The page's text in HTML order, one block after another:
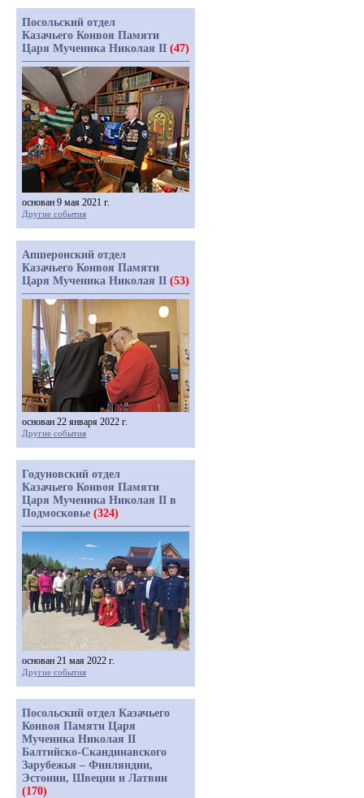
Посольский отдел
Казачьего Конвоя Памяти
Царя Мученика Николая II (47)
основан 9 мая 2021 г.
Другие события
Апшеронский отдел
Казачьего Конвоя Памяти
Царя Мученика Николая II (53)
основан 22 января 2022 г.
Другие события
Годуновский отдел
Казачьего Конвоя Памяти
Царя Мученика Николая II в
Подмосковье (324)
основан 21 мая 2022 г.
Другие события
Посольский отдел Казачьего
Конвоя Памяти Царя
Мученика Николая II
Балтийско-Скандинавского
Зарубежья – Финляндии,
Эстонии, Швеции и Латвии
(170)